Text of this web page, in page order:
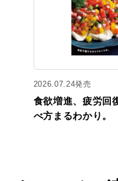
2026.07.24発売
食欲増進、疲労
べ方まるわかり。